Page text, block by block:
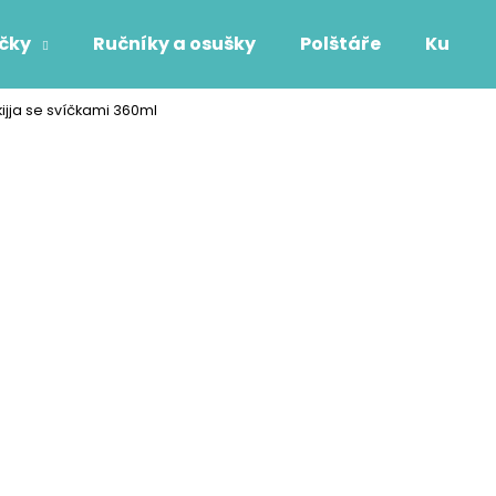
Ručníky a osušky Polštáře
se svíčkami 360ml
Co potřebujete najít?